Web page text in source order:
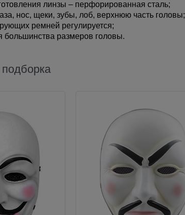
линзы – перфорированная сталь;
нос, щеки, зубы, лоб, верхнюю часть головы;
ремней регулируется;
большинства размеров головы.